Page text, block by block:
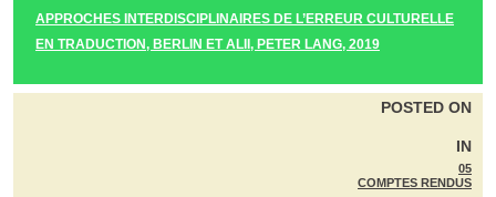
APPROCHES INTERDISCIPLINAIRES DE L’ERREUR CULTURELLE
EN TRADUCTION, BERLIN ET ALII, PETER LANG, 2019
POSTED ON
IN
05
COMPTES RENDUS